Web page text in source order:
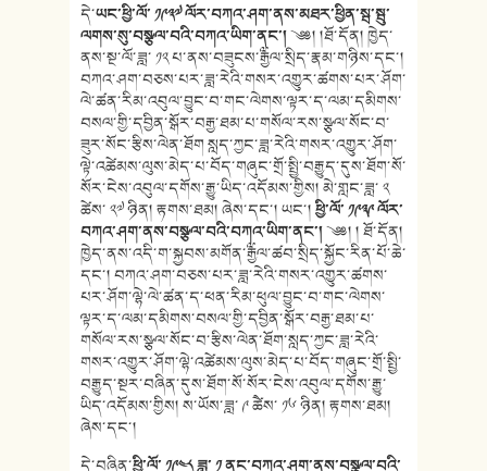
དེ་ཡང་ཕྱི་ལོ་ ༡༩༣༧ ལོར་བཀའ་ཤག་ནས་མཐར་ཕྱིན་སྦ་སྦུ་
ལགས་སུ་བསྩལ་བའི་བཀའ་ཡིག་ནང་།༄༅། །ཐོ་དོན། ཁྱེད་
ནས་སྔ་ལོ་ཟླ་ ༡༢ པ་ནས་བཟུངས་༸རྒྱལ་སྲིད་རྣམ་གཉིས་དང་།
བཀའ་ཤག་བཅས་པར་ཟླ་རེའི་གསར་འགྱུར་ཚགས་པར་ཤོག་
ལེ་ཚན་རིམ་འབུལ་བྱུང་བ་གང་ལེགས་ལྟར་ད་ལམ་དམིགས་
བསལ་གྱི་དབྱིན་སྒོར་བརྒྱ་ཐམ་པ་གསོལ་རས་སྩལ་སོང་བ་
ཟུར་སོང་རྩིས་ལེན་ཐོག སླད་ཀྱང་ཟླ་རེའི་གསར་འགྱུར་ཤོག་
ལྟེ་འཚེམས་ལུས་མེད་པ་བོད་གཞུང་གྲོ་སྤྱི་བརྒྱུད་དུས་ཐོག་སོ་
སོར་ངེས་འབུལ་དགོས་རྒྱུ་ཡིད་འདོམས་གྱིས། མེ་གླང་ཟླ་ ༢
ཚེས་ ༢༧ ཉིན། རྟགས་ཐམ། ཞེས་དང་། ཡང་།ཕྱི་ལོ་ ༡༩༣༩ ལོར་
བཀའ་ཤག་ནས་བསྩལ་བའི་བཀའ་ཡིག་ནང་།༄༅། ། ཐོ་དོན།
ཁྱེད་ནས་འདི་ག་སྐྱབས་མགོན་༸རྒྱལ་ཚབ་སྲིད་སྐྱོང་རིན་པོ་ཆེ་
དང་། བཀའ་ཤག་བཅས་པར་ཟླ་རེའི་གསར་འགྱུར་ཚགས་
པར་ཤོག་ལྷེ་ལེ་ཚན་ད་ཕན་རིམ་ཕུལ་བྱུང་བ་གང་ལེགས་
ལྟར་ད་ལམ་དམིགས་བསལ་གྱི་དབྱིན་སྒོར་བརྒྱ་ཐམ་པ་
གསོལ་རས་སྩལ་སོང་བ་རྩིས་ལེན་ཐོག་སླད་ཀྱང་ཟླ་རེའི་
གསར་འགྱུར་ཤོག་ལྷེ་འཚེམས་ལུས་མེད་པ་བོད་གཞུང་གྲོ་སྤྱི་
བརྒྱུད་སྔར་བཞིན་དུས་ཐོག་སོ་སོར་ངེས་འབུལ་དགོས་རྒྱུ་
ཡིད་འདོམས་གྱིས། ས་ཡོས་ཟླ་ ༩ ཚེེས་ ༡༦ ཉིན། རྟགས་ཐམ།
ཞེས་དང་།
དེ་བཞིན་ཕྱི་ལོ་ ༡༩༤༨ ཟླ་ ༡ ནང་བཀའ་ཤག་ནས་བསྩལ་བའི་